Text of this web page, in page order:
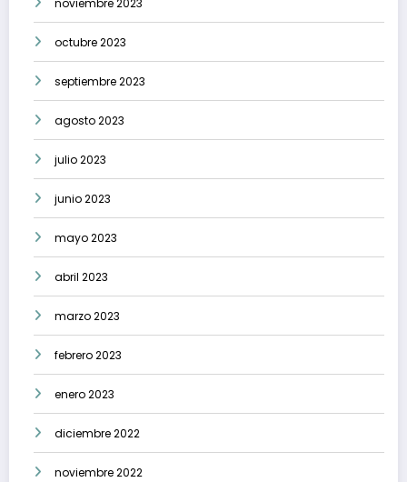
noviembre 2023
octubre 2023
septiembre 2023
agosto 2023
julio 2023
junio 2023
mayo 2023
abril 2023
marzo 2023
febrero 2023
enero 2023
diciembre 2022
noviembre 2022